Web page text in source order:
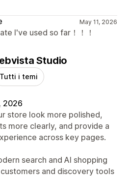
May 11, 2026
I've used so far！！！
Studio
Tutti i temi
2026
store look more polished,
more clearly, and provide a
across key pages.
search and AI shopping
and discovery tools